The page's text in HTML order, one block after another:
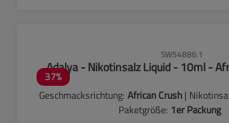
37%
SW54886.1
Adalya - Nikotinsalz Liquid - 10ml -
Geschmacksrichtung:African Crush |
Paketgröße: 1er Packung